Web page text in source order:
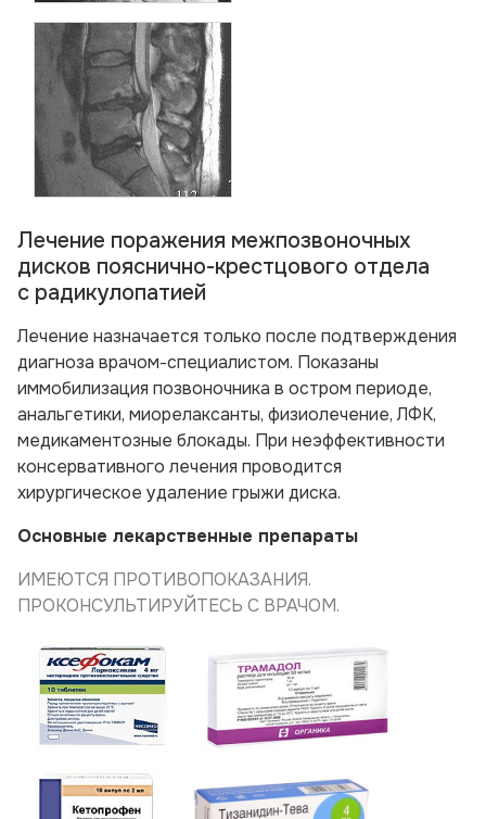
Лечение поражения межпозвоночных
дисков пояснично-крестцового отдела
с радикулопатией
Лечение назначается только после подтверждения
диагноза врачом-специалистом. Показаны
иммобилизация позвоночника в остром периоде,
анальгетики, миорелаксанты, физиолечение, ЛФК,
медикаментозные блокады. При неэффективности
консервативного лечения проводится
хирургическое удаление грыжи диска.
Основные лекарственные препараты
ИМЕЮТСЯ ПРОТИВОПОКАЗАНИЯ.
ПРОКОНСУЛЬТИРУЙТЕСЬ С ВРАЧОМ.